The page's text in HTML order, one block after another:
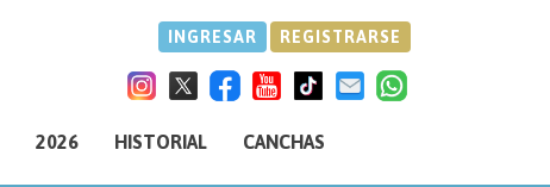
INGRESAR REGISTRARSE
2026 HISTORIAL CANCHAS